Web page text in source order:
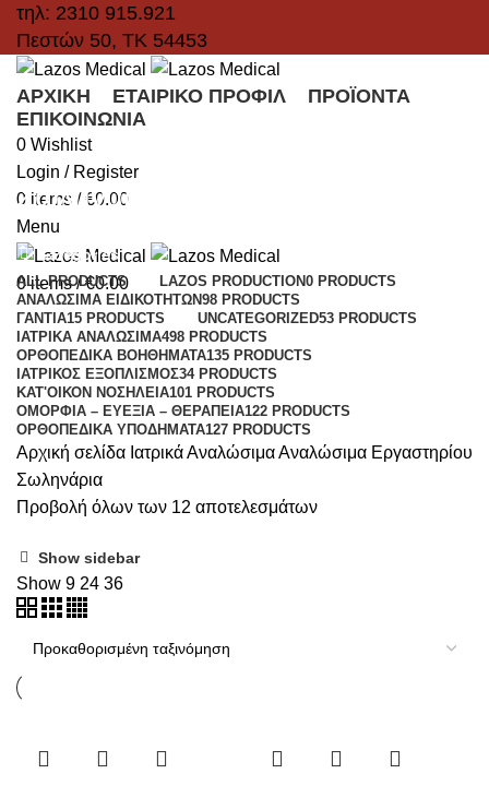
τηλ: 2310 915.921
Πεστών 50, ΤΚ 54453
ΑΡΧΙΚΉ ΕΤΑΙΡΙΚΌ ΠΡΟΦΊΛ
ΠΡΟΪΌΝΤΑ
ΕΠΙΚΟΙΝΩΝΊΑ
0 Wishlist
Login / Register
0 items / €0.00
Menu
0items / €0.00
Σωληνάρια
Categories
ALL PRODUCTS LAZOS PRODUCTION0 PRODUCTS
ΑΝΑΛΏΣΙΜΑ ΕΙΔΙΚΟΤΉΤΩΝ98 PRODUCTS
ΓΆΝΤΙΑ15 PRODUCTS UNCATEGORIZED53 PRODUCTS
ΙΑΤΡΙΚΆ ΑΝΑΛΏΣΙΜΑ498 PRODUCTS
ΟΡΘΟΠΕΔΙΚΆ ΒΟΗΘΉΜΑΤΑ135 PRODUCTS
ΙΑΤΡΙΚΌΣ ΕΞΟΠΛΙΣΜΌΣ34 PRODUCTS
ΚΑΤ'ΟΊΚΟΝ ΝΟΣΗΛΕΊΑ101 PRODUCTS
ΟΜΟΡΦΙΆ – ΕΥΕΞΊΑ – ΘΕΡΑΠΕΊΑ122 PRODUCTS
ΟΡΘΟΠΕΔΙΚΆ ΥΠΟΔΉΜΑΤΑ127 PRODUCTS
Αρχική σελίδα Ιατρικά ΑναλώσιμαΑναλώσιμα Εργαστηρίου
Σωληνάρια
Προβολή όλων των 12 αποτελεσμάτων
Show sidebar
Show 9 24 36